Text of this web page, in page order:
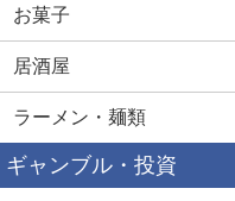
お菓子
居酒屋
ラーメン・麺類
ギャンブル・投資